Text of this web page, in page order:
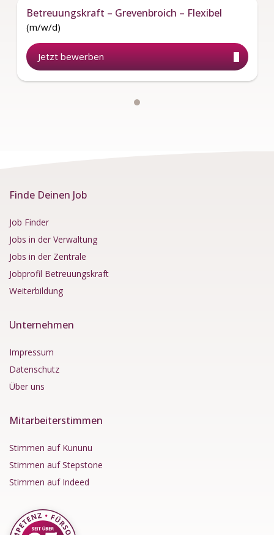
Betreuungskraft – Grevenbroich – Flexibel
(m/w/d)
Jetzt bewerben
Finde Deinen Job
Job Finder
Jobs in der Verwaltung
Jobs in der Zentrale
Jobprofil Betreuungskraft
Weiterbildung
Unternehmen
Impressum
Datenschutz
Über uns
Mitarbeiterstimmen
Stimmen auf Kununu
Stimmen auf Stepstone
Stimmen auf Indeed